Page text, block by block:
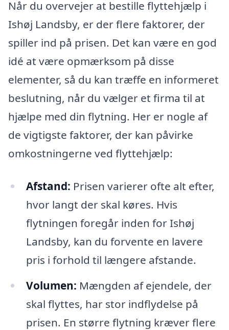
Når du overvejer at bestille flyttehjælp i
Ishøj Landsby, er der flere faktorer, der
spiller ind på prisen. Det kan være en god
idé at være opmærksom på disse
elementer, så du kan træffe en informeret
beslutning, når du vælger et firma til at
hjælpe med din flytning. Her er nogle af
de vigtigste faktorer, der kan påvirke
omkostningerne ved flyttehjælp:
Afstand: Prisen varierer ofte alt efter,
hvor langt der skal køres. Hvis
flytningen foregår inden for Ishøj
Landsby, kan du forvente en lavere
pris i forhold til længere afstande.
Volumen: Mængden af ejendele, der
skal flyttes, har stor indflydelse på
prisen. En større flytning kræver flere